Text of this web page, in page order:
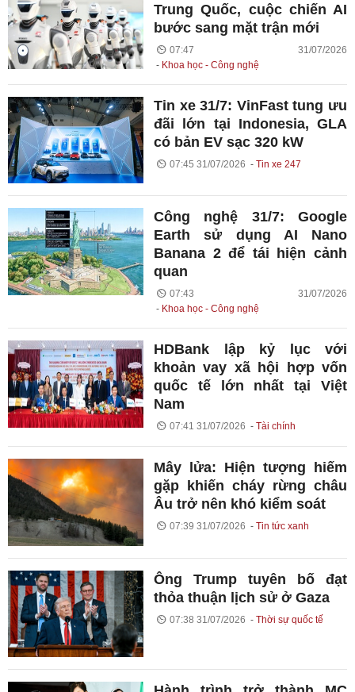
Trung Quốc, cuộc chiến AI
bước sang mặt trận mới
07:47 31/07/2026
Khoa học - Công nghệ
Tin xe 31/7: VinFast tung ưu
đãi lớn tại Indonesia, GLA
có bản EV sạc 320 kW
07:45 31/07/2026 Tin xe 247
Công nghệ 31/7: Google
Earth sử dụng AI Nano
Banana 2 để tái hiện cảnh
quan
07:43 31/07/2026
Khoa học - Công nghệ
HDBank lập kỷ lục với
khoản vay xã hội hợp vốn
quốc tế lớn nhất tại Việt
Nam
07:41 31/07/2026 Tài chính
Mây lửa: Hiện tượng hiếm
gặp khiến cháy rừng châu
Âu trở nên khó kiểm soát
07:39 31/07/2026 Tin tức xanh
Ông Trump tuyên bố đạt
thỏa thuận lịch sử ở Gaza
07:38 31/07/2026 Thời sự quốc tế